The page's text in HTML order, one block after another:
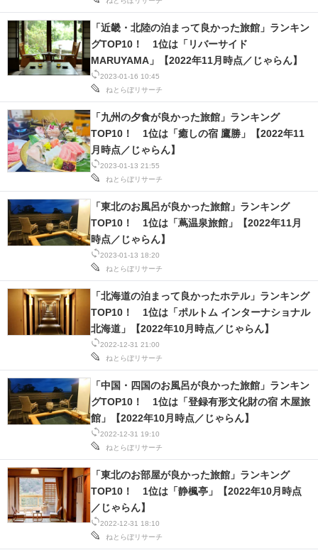
2023-01-16 10:45
ねとらぼリサーチ
「近畿・北陸の泊まって良かった旅館」ランキン
グTOP10！ 1位は「リバーサイド
MARUYAMA」【2022年11月時点／じゃらん】
2023-01-13 21:55
ねとらぼリサーチ
「九州の夕食が良かった旅館」ランキング
TOP10！ 1位は「癒しの宿 鷹勝」【2022年11
月時点／じゃらん】
2023-01-13 18:20
ねとらぼリサーチ
「東北のお風呂が良かった旅館」ランキング
TOP10！ 1位は「蔦温泉旅館」【2022年11月
時点／じゃらん】
2022-12-31 21:00
ねとらぼリサーチ
「北海道の泊まって良かったホテル」ランキング
TOP10！ 1位は「ポルトム インターナショナル
北海道」【2022年10月時点／じゃらん】
2022-12-31 19:10
ねとらぼリサーチ
「中国・四国のお風呂が良かった旅館」ランキン
グTOP10！ 1位は「登録有形文化財の宿 木屋旅
館」【2022年10月時点／じゃらん】
2022-12-31 18:10
ねとらぼリサーチ
「東北のお部屋が良かった旅館」ランキング
TOP10！ 1位は「静楓亭」【2022年10月時点
／じゃらん】